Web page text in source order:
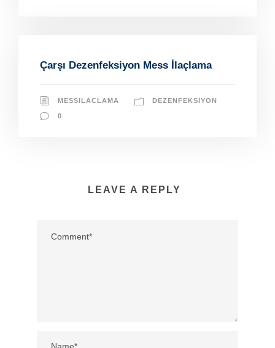
Çarşı Dezenfeksiyon Mess İlaçlama
MESSILACLAMA DEZENFEKSIYON
0
LEAVE A REPLY